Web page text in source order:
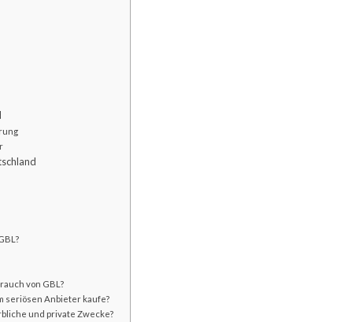
von GBL?
seriösen Anbieter kaufe?
und private Zwecke?